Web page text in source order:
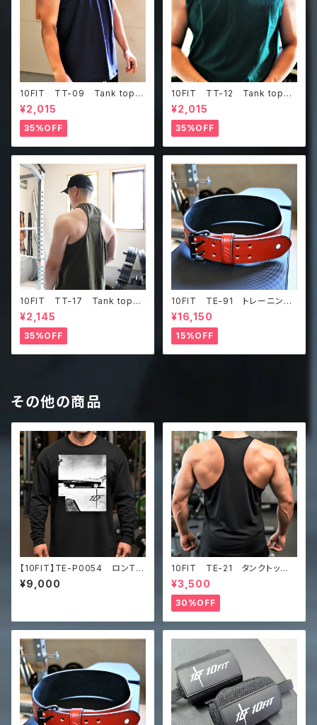
10FIT TT-09 Tank top
タンクトップ ジムウェア トレ
ーニング 筋トレ 紺
¥2,015
35%OFF
10FIT TT-12 Tank top
タンクトップ ジムウェア トレ
ーニング 筋トレ ダークグリ
ーン
¥2,015
35%OFF
10FIT TT-17 Tank top
タンクトップ ジムウェア トレ
ーニング 筋トレ カーキ
¥2,145
35%OFF
10FIT TE-91 トレーニング
ベルト リフティングベルト パ
ワーベルト レザー ブラウ
ン lifting belt power belt
¥16,150
15%OFF
その他の商品
【10FIT】TE-P0054 ロンＴ
トレーニング 筋トレ 長袖シャ
ツ 10FITアートデザイン Pr
¥9,000
10FIT TE-21 タンクトッ
プ ストレッチ トレーニング
筋トレ 黒 TANKTOP
¥3,500
30%OFF